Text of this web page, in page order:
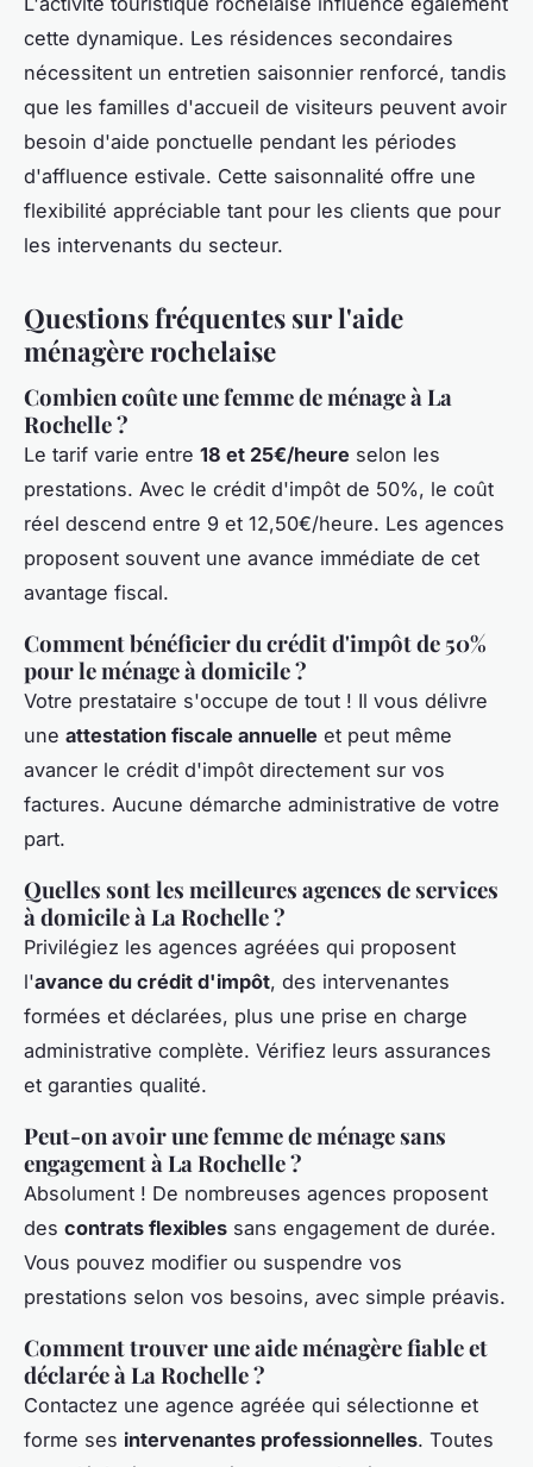
cette dynamique. Les résidences secondaires
nécessitent un entretien saisonnier renforcé, tandis
que les familles d'accueil de visiteurs peuvent avoir
besoin d'aide ponctuelle pendant les périodes
d'affluence estivale. Cette saisonnalité offre une
flexibilité appréciable tant pour les clients que pour
les intervenants du secteur.
Questions fréquentes sur l'aide
ménagère rochelaise
Combien coûte une femme de ménage à La
Rochelle ?
Le tarif varie entre 18 et 25€/heure selon les
prestations. Avec le crédit d'impôt de 50%, le coût
réel descend entre 9 et 12,50€/heure. Les agences
proposent souvent une avance immédiate de cet
avantage fiscal.
Comment bénéficier du crédit d'impôt de 50%
pour le ménage à domicile ?
Votre prestataire s'occupe de tout ! Il vous délivre
une attestation fiscale annuelle et peut même
avancer le crédit d'impôt directement sur vos
factures. Aucune démarche administrative de votre
part.
Quelles sont les meilleures agences de services
à domicile à La Rochelle ?
Privilégiez les agences agréées qui proposent
l'avance du crédit d'impôt, des intervenantes
formées et déclarées, plus une prise en charge
administrative complète. Vérifiez leurs assurances
et garanties qualité.
Peut-on avoir une femme de ménage sans
engagement à La Rochelle ?
Absolument ! De nombreuses agences proposent
des contrats flexibles sans engagement de durée.
Vous pouvez modifier ou suspendre vos
prestations selon vos besoins, avec simple préavis.
Comment trouver une aide ménagère fiable et
déclarée à La Rochelle ?
Contactez une agence agréée qui sélectionne et
forme ses intervenantes professionnelles. Toutes